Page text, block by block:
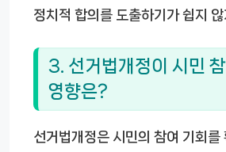
정치적 합의를 도출하기가 쉽지 않
3. 선거법개정이 시민
영향은?
선거법개정은 시민의 참여 기회를